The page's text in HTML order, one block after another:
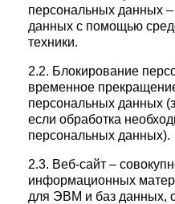
персональных данных
данных с помощью
техники.
2.2. Блокирование
временное
персональных данных
если обработка
персональных данных).
2.3. Веб-сайт –
информационных
для ЭВМ и баз данных,